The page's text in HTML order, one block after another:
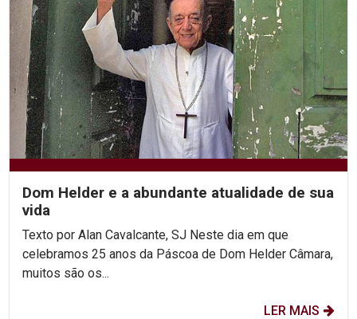
Dom Helder e a abundante atualidade de sua
vida
Texto por Alan Cavalcante, SJ Neste dia em que
celebramos 25 anos da Páscoa de Dom Helder Câmara,
muitos são os...
LER MAIS